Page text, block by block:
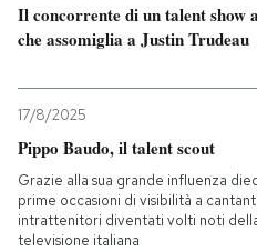
Il concorrente di un talent show
che assomiglia a Justin Trudeau
17/8/2025
Pippo Baudo, il talent scout
Grazie alla sua grande influenza
prime occasioni di visibilità a
intrattenitori diventati volti noti
televisione italiana